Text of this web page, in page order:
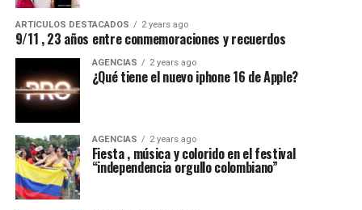
ARTICULOS DESTACADOS 2 years ago
9/11 , 23 años entre conmemoraciones y recuerdos
AGENCIAS 2 years ago
¿Qué tiene el nuevo iphone 16 de Apple?
AGENCIAS 2 years ago
Fiesta , música y colorido en el festival
“independencia orgullo colombiano”